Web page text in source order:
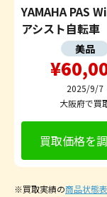
YAMAHA PAS
アシスト自転車
美品
2025/9/7
大阪府で買
買取価格を
※買取実績の商品状態